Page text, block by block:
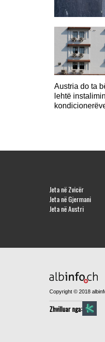
Austria do ta
lehtë
Jeta në Zvicër
Jeta në Gjermani
Jeta në Austri
Copyright © 2018
Zhvilluar nga: